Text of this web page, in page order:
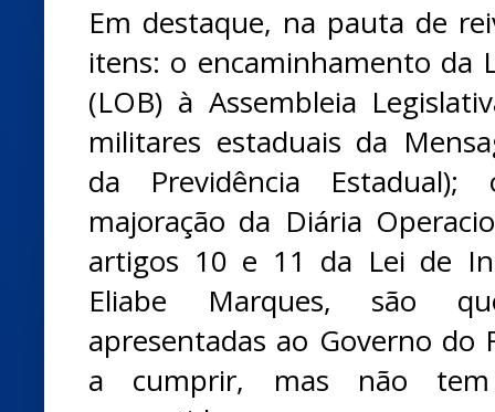
Em destaque, na pauta de
itens: o encaminhamento da
(LOB) à Assembleia
militares estaduais da
da Previdência
majoração da Diária
artigos 10 e 11 da Lei de
Eliabe Marques, são
apresentadas ao Governo
a cumprir, mas não tem